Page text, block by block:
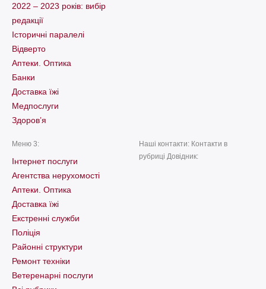
2022 – 2023 років: вибір
редакції
Історичні паралелі
Відверто
Аптеки. Оптика
Банки
Доставка їжі
Медпослуги
Здоров’я
Меню 3:
Інтернет послуги
Агентства нерухомості
Аптеки. Оптика
Доставка їжі
Екстренні служби
Поліція
Районні структури
Ремонт техніки
Ветеренарні послуги
Наші контакти: Контакти в
рубриці Довідник: